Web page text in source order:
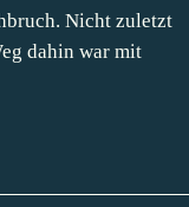
Nicht zuletzt
dahin war mit